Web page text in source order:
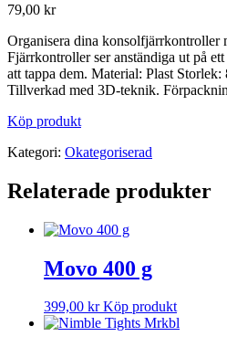
79,00 kr
Organisera dina konsolfjärrkontroller
Fjärrkontroller ser anständiga ut på
att tappa dem. Material: Plast
Tillverkad med 3D-teknik.
Köp produkt
Kategori: Okategoriserad
Relaterade produkter
Movo 400 g
399,00 kr Köp produkt